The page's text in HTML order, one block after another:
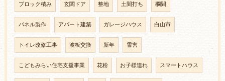
ブロック積み 玄関ドア 整地 土間打ち 欄間
パネル製作 アパート建築 ガレージハウス 白山市
トイレ改修工事 波板交換 新年 雪害
こどもみらい住宅支援事業 花粉 お子様連れ スマートハウス